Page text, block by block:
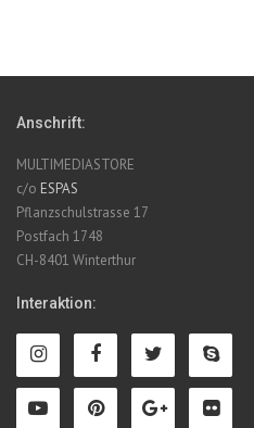
Anschrift:
MULTIMEDIASTORE
c/o ESPAS
Pflanzschulstrasse 17
Postfach 1748
CH-8401 Winterthur
Interaktion: